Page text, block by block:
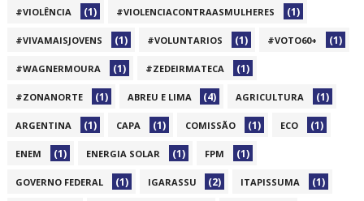
#VIOLÊNCIA (1) #VIOLENCIACONTRAASMULHERES (1)
#VIVAMAISJOVENS (1) #VOLUNTARIOS (1) #VOTO60+ (1)
#WAGNERMOURA (1) #ZEDEIRMATECA (1)
#ZONANORTE (1) ABREU E LIMA (4) AGRICULTURA (1)
ARGENTINA (1) CAPA (1) COMISSÃO (1) ECO (1)
ENEM (1) ENERGIA SOLAR (1) FPM (1)
GOVERNO FEDERAL (1) IGARASSU (2) ITAPISSUMA (1)